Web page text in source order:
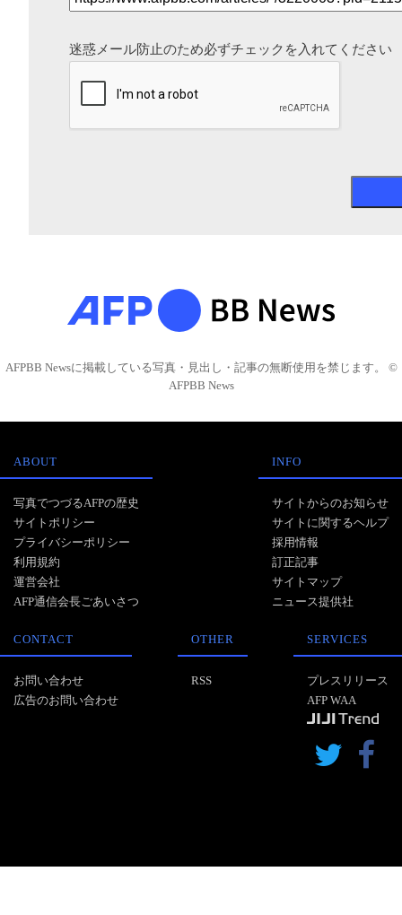
迷惑メール防止のため必ずチェックを入れてください
AFPBB Newsに掲載している写真・見出し・記事の無断使用を禁じます。 ©
AFPBB News
ABOUT
写真でつづるAFPの歴史
サイトポリシー
プライバシーポリシー
利用規約
運営会社
AFP通信会長ごあいさつ
INFO
サイトからのお知らせ
サイトに関するヘルプ
採用情報
訂正記事
サイトマップ
ニュース提供社
CONTACT
お問い合わせ
広告のお問い合わせ
OTHER
RSS
SERVICES
プレスリリース
AFP WAA